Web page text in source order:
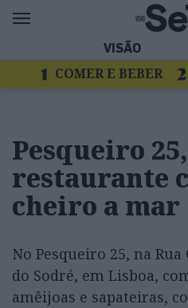
VISÃO
COMER E BEBER
Pesqueiro
restaurante
cheiro a mar
No Pesqueiro 25, na Rua
do Sodré, em Lisboa,
amêijoas e sapateiras,